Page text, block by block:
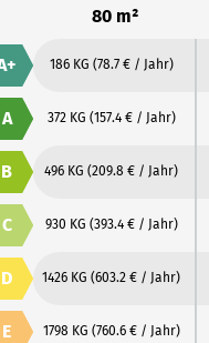
80 m²
186 KG (78.7 € / Jahr)
A 372 KG (157.4 € / Jahr)
B 496 KG (209.8 € / Jahr)
C 930 KG (393.4 € / Jahr)
D 1426 KG (603.2 € / Jahr)
E 1798 KG (760.6 € / Jahr)